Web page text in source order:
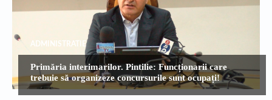
ADMINISTRATIE
Primăria interimarilor. Pintilie: Funcționarii care
trebuie să organizeze concursurile sunt ocupați!